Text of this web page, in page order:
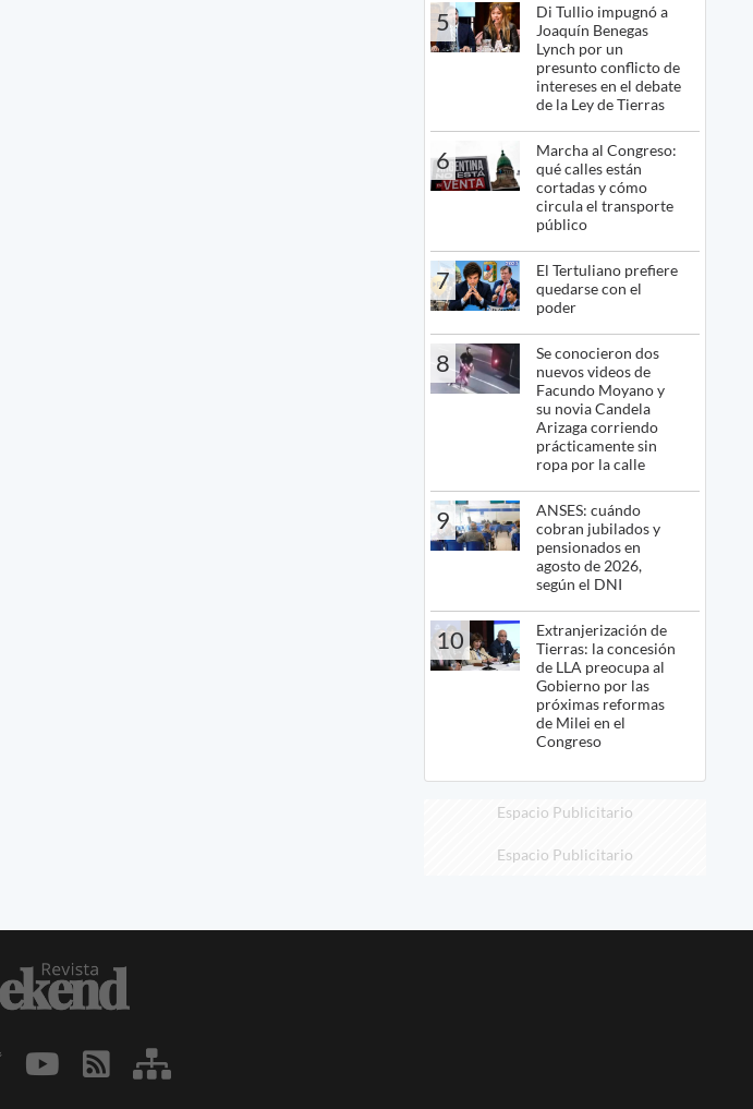
5
Di Tullio impugnó a
Joaquín Benegas
Lynch por un
presunto conflicto de
intereses en el debate
de la Ley de Tierras
6
Marcha al Congreso:
qué calles están
cortadas y cómo
circula el transporte
público
7
El Tertuliano prefiere
quedarse con el
poder
8
Se conocieron dos
nuevos videos de
Facundo Moyano y
su novia Candela
Arizaga corriendo
prácticamente sin
ropa por la calle
9
ANSES: cuándo
cobran jubilados y
pensionados en
agosto de 2026,
según el DNI
10
Extranjerización de
Tierras: la concesión
de LLA preocupa al
Gobierno por las
próximas reformas
de Milei en el
Congreso
Espacio Publicitario
Espacio Publicitario